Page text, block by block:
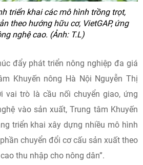
triển khai các mô hình trồng trọt,
theo hướng hữu cơ, VietGAP, ứng
nghệ cao. (Ảnh: T.L)
đẩy phát triển nông nghiệp đa giá
Khuyến nông Hà Nội Nguyễn Thị
vai trò là cầu nối chuyển giao, ứng
vào sản xuất, Trung tâm Khuyến
triển khai xây dựng nhiều mô hình
chuyển đổi cơ cấu sản xuất theo
thu nhập cho nông dân”.